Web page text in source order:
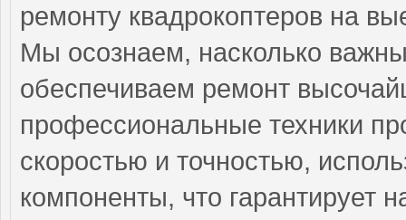
ремонту квадрокоптеров на
Мы осознаем, насколько
обеспечиваем ремонт
профессиональные техники
скоростью и точностью,
компоненты, что гарантирует